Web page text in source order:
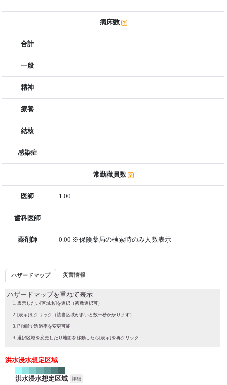
病床数
合計
一般
精神
療養
結核
感染症
常勤職員数
医師 1.00
歯科医師
薬剤師 0.00 ※保険薬局の検索時のみ人数表示
ハザードマップ 災害情報
ハザードマップを重ねて表示
表示したい[区域名]を選択（複数選択可）
[表示]をクリック（該当区域が多いと数十秒かかります）
[詳細]で透過率を変更可能
選択区域を変更したり地図を移動したら[表示]を再クリック
洪水浸水想定区域
洪水浸水想定区域 詳細